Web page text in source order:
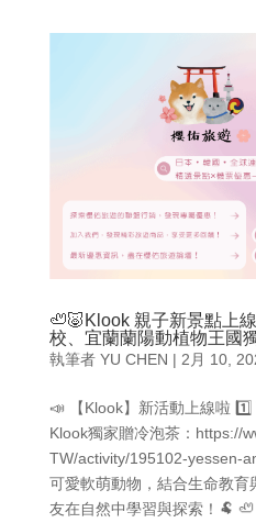
🦥🐷Klook 親子新景點上
校、宜蘭蘭陽動植物王國
執筆者 YU CHEN | 2月 10,
📣 【Klook】新活動上線啦
Klook獨家贈冷泡茶：https://
TW/activity/195102-yessen-
可愛軟萌動物，結合生命教育
友在自然中學習與探索！🐏